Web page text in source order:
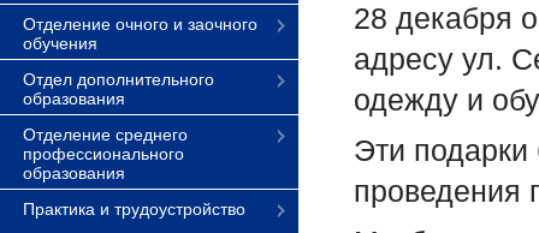
Отделение очного и заочного
обучения
Отдел дополнительного
образования
Отделение среднего
профессионального
образования
Практика и трудоустройство
28 декабря
адресу ул.
одежду и
Эти подарки
проведения